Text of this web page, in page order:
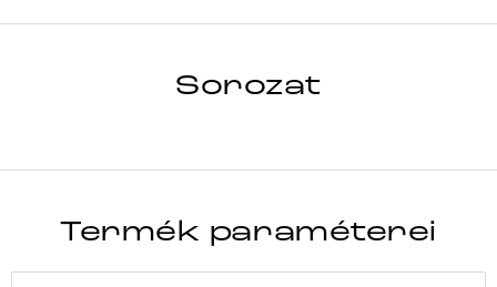
SorozatTeljes sorozat részletei
Termék paraméterei